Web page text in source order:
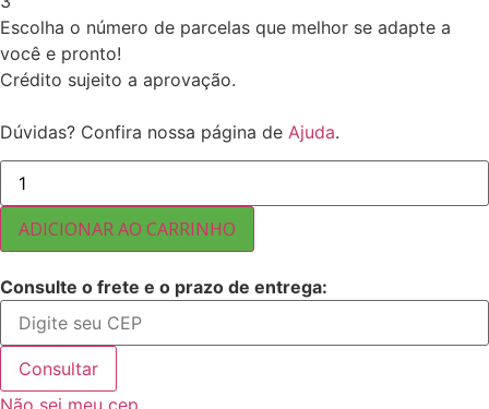
Escolha o número de parcelas que melhor se adapte a
você e pronto!
Crédito sujeito a aprovação.
Dúvidas? Confira nossa página de Ajuda.
AMENDOIM
COM
CASCA
CRÚ
25
KG
ADICIONAR AO CARRINHO
Consulte o frete e o prazo de entrega:
Consultar